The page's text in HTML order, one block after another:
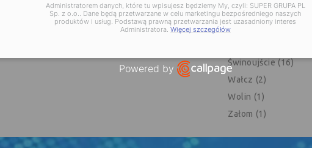
Szczecin (39)
Szczecinek (8)
Świnoujście (16)
Wałcz (2)
Wolin (1)
Załom (1)
Administratorem danych, które tu wpisujesz będziemy My, czyli: SUPER GRUPA PL
Sp. z o.o.. Dane będą przetwarzane w celu marketingu bezpośredniego naszych
produktów i usług. Podstawą prawną przetwarzania jest uzasadniony interes
Administratora. Więcej szczegółów
Powered by
Open link in new window